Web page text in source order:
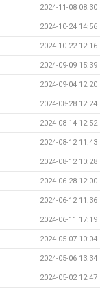
2024-11-08 08:30
2024-10-24 14:56
2024-10-22 12:16
2024-09-09 15:39
2024-09-04 12:20
2024-08-28 12:24
2024-08-14 12:52
2024-08-12 11:43
2024-08-12 10:28
2024-06-28 12:00
2024-06-12 11:36
2024-06-11 17:19
2024-05-07 10:04
2024-05-06 13:34
2024-05-02 12:47